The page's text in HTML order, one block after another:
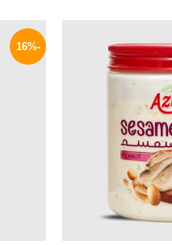
الأصلي
هو:
190 EGP.
الحالي
هو:
149 EGP.
-16%